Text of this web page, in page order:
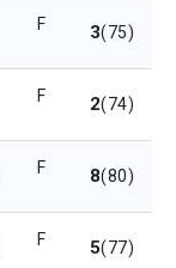
F 3(75)
F 2(74)
F 8(80)
F 5(77)